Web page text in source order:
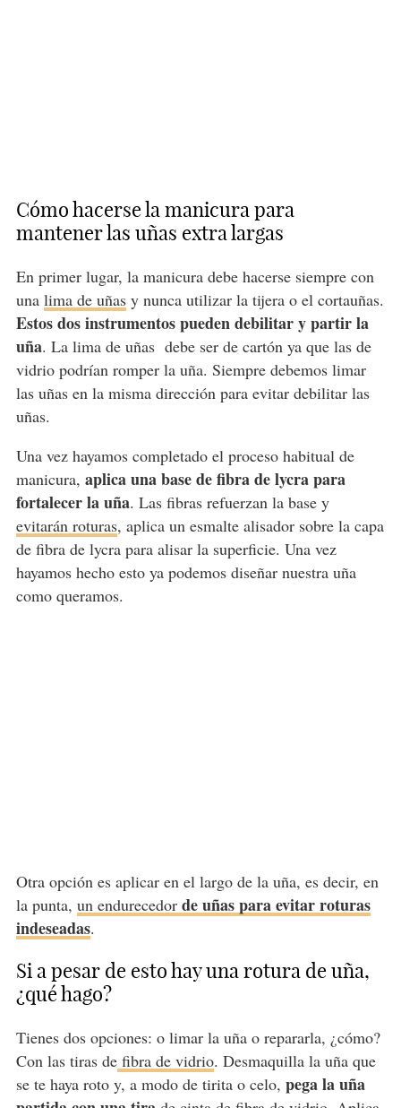
Cómo hacerse la manicura para
mantener las uñas extra largas
En primer lugar, la manicura debe hacerse siempre con
una lima de uñasy nunca utilizar la tijera o el cortauñas.
Estos dos instrumentos pueden debilitar y partir la
uña. La lima de uñas debe ser de cartón ya que las de
vidrio podrían romper la uña. Siempre debemos limar
las uñas en la misma dirección para evitar debilitar las
uñas.
Una vez hayamos completado el proceso habitual de
manicura, aplica una base de fibra de lycra para
fortalecer la uña. Las fibras refuerzan la base y
evitarán roturas, aplica un esmalte alisador sobre la capa
de fibra de lycra para alisar la superficie. Una vez
hayamos hecho esto ya podemos diseñar nuestra uña
como queramos.
Otra opción es aplicar en el largo de la uña, es decir, en
la punta, un endurecedorde uñas para evitar roturas
indeseadas.
Si a pesar de esto hay una rotura de uña,
¿qué hago?
Tienes dos opciones: o limar la uña o repararla, ¿cómo?
Con las tiras defibra de vidrio. Desmaquilla la uña que
se te haya roto y, a modo de tirita o celo, pega la uña